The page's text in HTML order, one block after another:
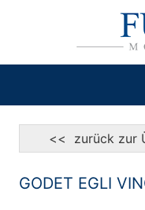
<< zurück zur
GODET EGLI